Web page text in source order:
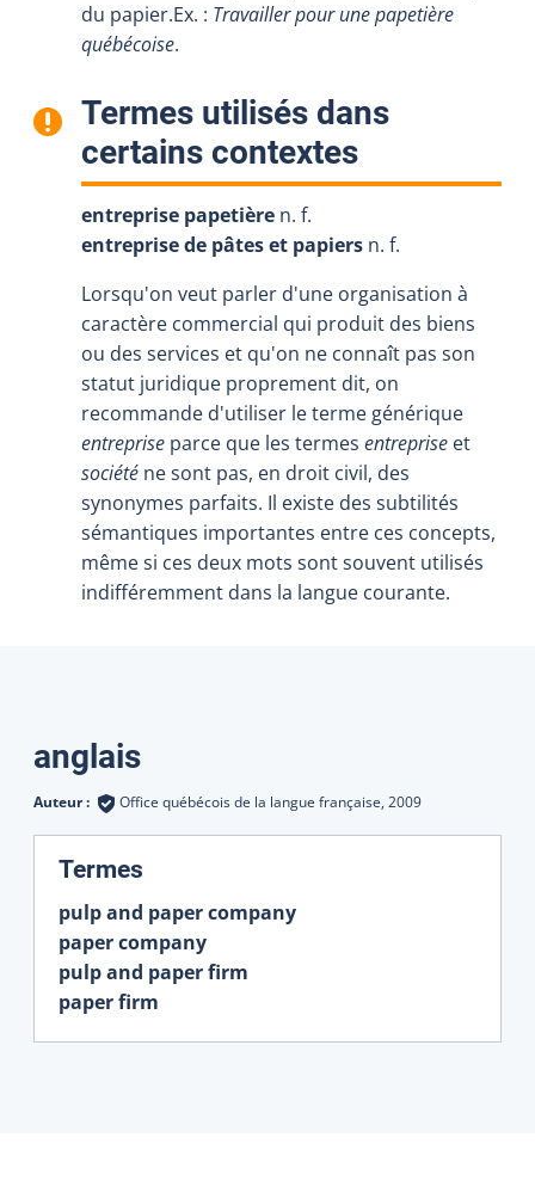
du papier.Ex. : Travailler pour une papetière
québécoise.
Termes utilisés dans
certains contextes:
entreprise papetière n. f.
entreprise de pâtes et papiers n. f.
Lorsqu'on veut parler d'une organisation à
caractère commercial qui produit des biens
ou des services et qu'on ne connaît pas son
statut juridique proprement dit, on
recommande d'utiliser le terme générique
entreprise parce que les termes entreprise et
société ne sont pas, en droit civil, des
synonymes parfaits. Il existe des subtilités
sémantiques importantes entre ces concepts,
même si ces deux mots sont souvent utilisés
indifféremment dans la langue courante.
Traductions
anglais
Auteur : Office québécois de la langue française, 2009
Termes
pulp and paper company
paper company
pulp and paper firm
paper firm